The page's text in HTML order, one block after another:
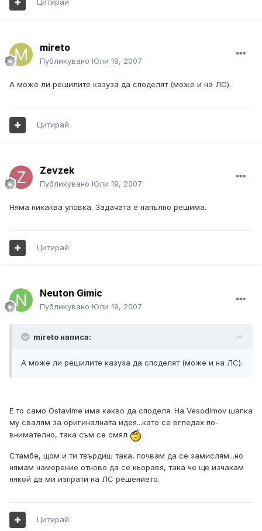
Цитирай
mireto
Публикувано Юли 19, 2007
А може ли решилите казуза да споделят (може и на ЛС).
Цитирай
Zevzek
Публикувано Юли 19, 2007
Няма никаква уловка. Задачата е напълно решима.
Цитирай
Neuton Gimic
Публикувано Юли 19, 2007
mireto написа:
А може ли решилите казуза да споделят (може и на ЛС).
E то само Ostavime има какво да споделя. На Vesodimov шапка
му свалям за оригиналната идея...като се вгледах по-
внимателно, така съм се смял
Стамбе, щом и ти твърдиш така, почвам да се замислям...но
нямам намерение отново да се кьоравя, така че ще изчакам
някой да ми изпрати на ЛС решението.
Цитирай